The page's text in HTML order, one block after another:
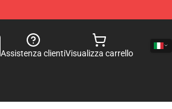
Assistenza clientiVisualizza carrello